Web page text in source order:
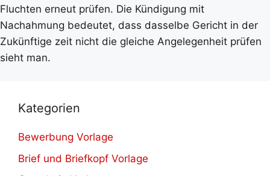
Fluchten erneut prüfen. Die Kündigung mit
Nachahmung bedeutet, dass dasselbe Gericht in der
Zukünftige zeit nicht die gleiche Angelegenheit prüfen
sieht man.
Kategorien
Bewerbung Vorlage
Brief und Briefkopf Vorlage